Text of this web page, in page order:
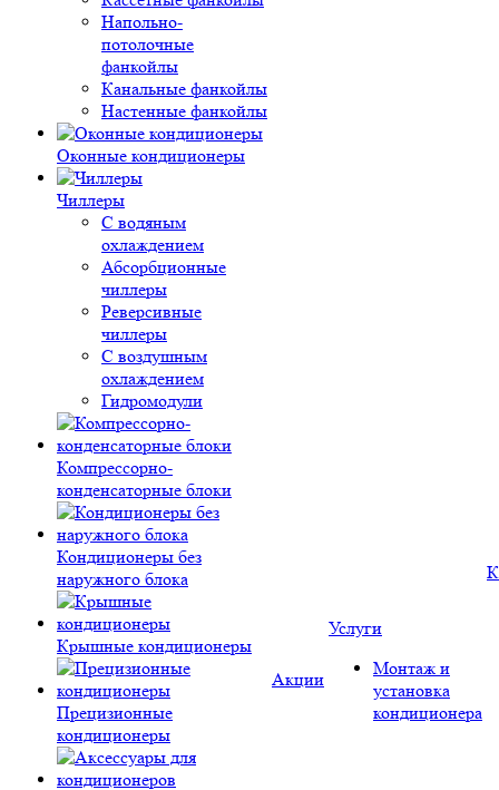
Напольно-
потолочные
фанкойлы
Канальные фанкойлы
Настенные фанкойлы
Оконные кондиционеры
Чиллеры
С водяным
охлаждением
Абсорбционные
чиллеры
Реверсивные
чиллеры
С воздушным
охлаждением
Гидромодули
Компрессорно-
конденсаторные блоки
Кондиционеры без
наружного блока
Крышные кондиционеры
Прецизионные
кондиционеры
Акции
Услуги
Монтаж и
установка
кондиционера